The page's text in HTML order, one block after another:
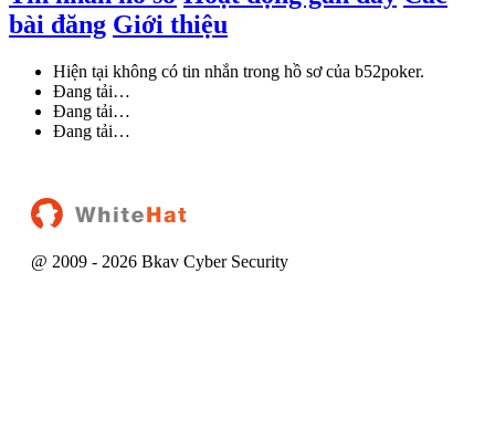
bài đăng Giới thiệu
Hiện tại không có tin nhắn trong hồ sơ của b52poker.
Đang tải…
Đang tải…
Đang tải…
@ 2009 - 2026 Bkav Cyber Security